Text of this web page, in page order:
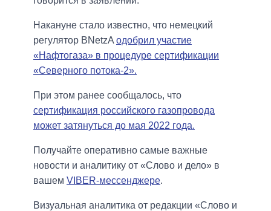
Накануне стало известно, что немецкий
регулятор BNetzA одобрил участие
«Нафтогаза» в процедуре сертификации
«Северного потока-2».
При этом ранее сообщалось, что
сертификация российского газопровода
может затянуться до мая 2022 года.
Получайте оперативно самые важные
новости и аналитику от «Слово и дело» в
вашем VIBER-мессенджере.
Визуальная аналитика от редакции «Слово и